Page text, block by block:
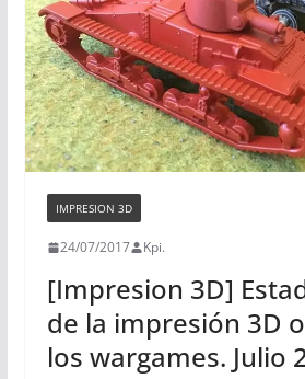
IMPRESION 3D
24/07/2017 Kpi.
[Impresion 3D]
de la impresión 3D
los wargames. Julio